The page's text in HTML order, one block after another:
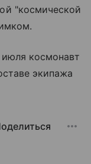
"космической
космонавт
экипажа